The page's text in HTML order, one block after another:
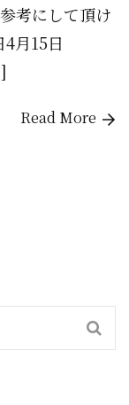
考にして頂け
月15日
Read More